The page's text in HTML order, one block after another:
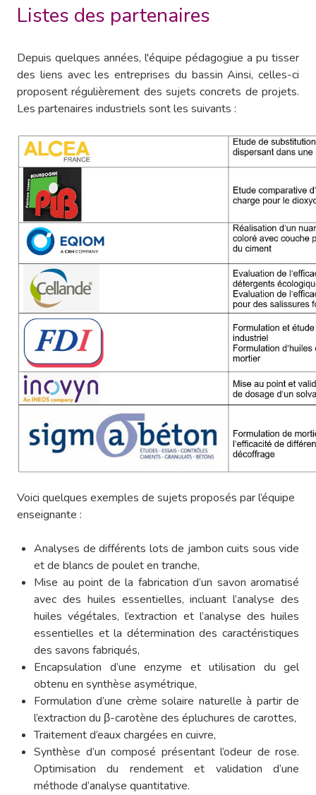
Listes des partenaires
Depuis quelques années, l'équipe pédagogiue a pu tisser
des liens avec les entreprises du bassin Ainsi, celles-ci
proposent régulièrement des sujets concrets de projets.
Les partenaires industriels sont les suivants :
Voici quelques exemples de sujets proposés par l’équipe
enseignante :
Analyses de différents lots de jambon cuits sous vide
et de blancs de poulet en tranche,
Mise au point de la fabrication d’un savon aromatisé
avec des huiles essentielles, incluant l’analyse des
huiles végétales, l’extraction et l’analyse des huiles
essentielles et la détermination des caractéristiques
des savons fabriqués,
Encapsulation d’une enzyme et utilisation du gel
obtenu en synthèse asymétrique,
Formulation d’une crème solaire naturelle à partir de
l’extraction du β-carotène des épluchures de carottes,
Traitement d’eaux chargées en cuivre,
Synthèse d’un composé présentant l’odeur de rose.
Optimisation du rendement et validation d’une
méthode d’analyse quantitative.